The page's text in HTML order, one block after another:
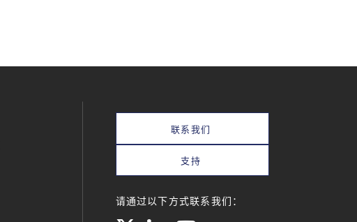
联系我们
支持
请通过以下方式联系我们：